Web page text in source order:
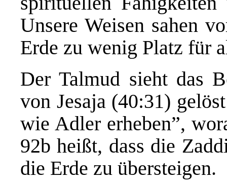
Unsere Weisen sahen
Erde zu wenig Platz für
Der Talmud sieht das
von Jesaja (40:31)
wie Adler erheben”,
92b heißt, dass die
die Erde zu übersteigen.